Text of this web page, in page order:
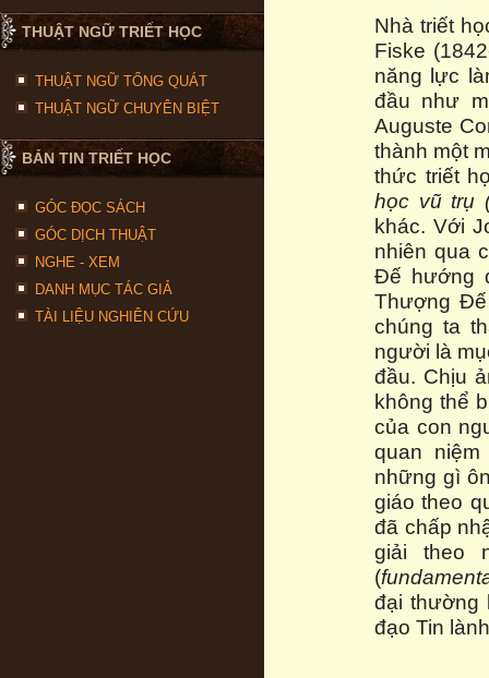
THUẬT NGỮ TRIẾT HỌC
THUẬT NGỮ TỔNG QUÁT
THUẬT NGỮ CHUYÊN BIỆT
BẢN TIN TRIẾT HỌC
GÓC ĐỌC SÁCH
GÓC DỊCH THUẬT
NGHE - XEM
DANH MỤC TÁC GIẢ
TÀI LIỆU NGHIÊN CỨU
Nhà triết
Fiske
năng lực
đầu như
Auguste
thành một
thức triết
học vũ trụ
khác. Với
nhiên qua
Đế hướng
Thượng Đế
chúng ta
người là
đầu. Chịu
không thể
của con
quan
những gì
giáo theo
đã chấp
giải theo
(
đại thường
đạo Tin